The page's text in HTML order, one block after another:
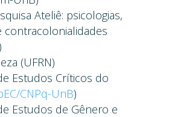
Ateliê: psicologias,
contracolonialidades
(UFRN)
Estudos Críticos do
CNPq-UnB)
Estudos de Gênero e